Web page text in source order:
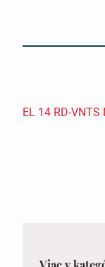
EL 14 RD-